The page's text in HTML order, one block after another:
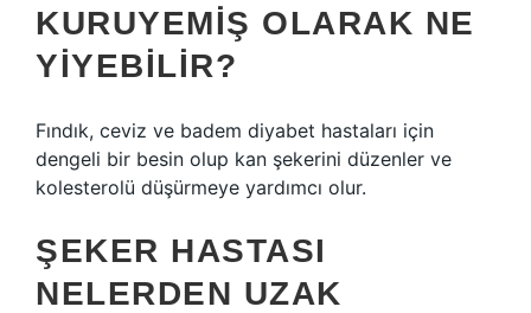
KURUYEMIŞ OLARAK NE
YIYEBILIR?
Fındık, ceviz ve badem diyabet hastaları için
dengeli bir besin olup kan şekerini düzenler ve
kolesterolü düşürmeye yardımcı olur.
ŞEKER HASTASI
NELERDEN UZAK